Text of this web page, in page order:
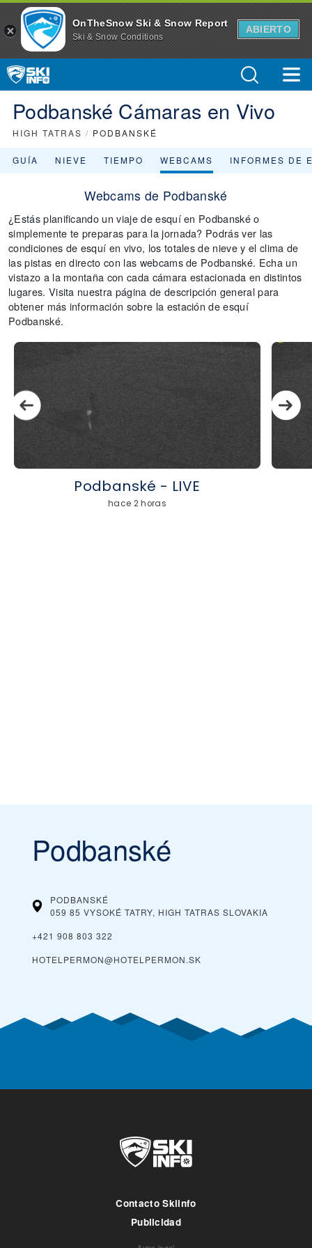
OnTheSnow Ski & Snow Report
Ski & Snow Conditions
ABIERTO
Podbanské Cámaras en Vivo
HIGH TATRAS / PODBANSKÉ
GUÍA NIEVE TIEMPO WEBCAMS INFORMES DE
Webcams de Podbanské
¿Estás planificando un viaje de esquí en Podbanské o
simplemente te preparas para la jornada? Podrás ver las
condiciones de esquí en vivo, los totales de nieve y el clima de
las pistas en directo con las webcams de Podbanské. Echa un
vistazo a la montaña con cada cámara estacionada en distintos
lugares. Visita nuestra página de descripción general para
obtener más información sobre la estación de esquí
Podbanské.
Podbanské - LIVE
hace 2 horas
Podbanské
PODBANSKÉ
059 85 VYSOKÉ TATRY, HIGH TATRAS SLOVAKIA
+421 908 803 322
HOTELPERMON@HOTELPERMON.SK
Contacto Skiinfo
Publicidad